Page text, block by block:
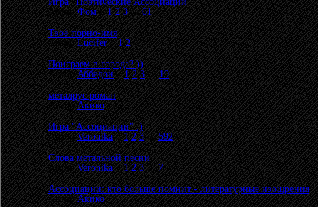
АвторФом «1 2 3 ...61»
Твоё порно-имя
АвторLucifer «1 2»
Поиграем в города? ))
АвторАббадон «1 2 3 ...19»
металрус роман
АвторАкико
Игра "Ассоциации" :)
АвторVeronika «1 2 3 ...592»
Слова метальной песни
АвторVeronika «1 2 3 ...7»
Ассоциации: кто больше помнит - литературные изощрения
АвторАкико